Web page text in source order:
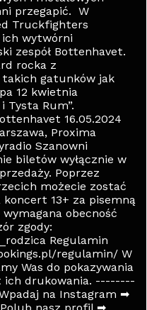
przegapić. W
Truckfighters
ich wytwórni
zespół Bottenhavet.
rocka z
takich gatunków jak
12 kwietnia
Rum”.
16.05.2024
Proxima
Szanowni
biletów wyłącznie w
Poprzez
możecie zostać
13+ za pisemną
obecność
zgody:
Regulamin
regulamin/ W
Was do pokazywania
ich drukowania. --------
na Instagram ➡